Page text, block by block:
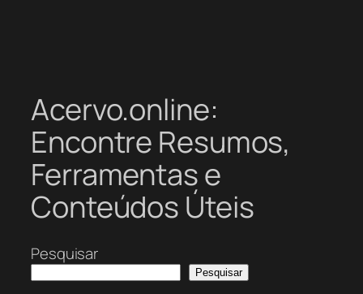
Acervo.online:
Encontre Resumos,
Ferramentas e
Conteúdos Úteis
Pesquisar
Pesquisar